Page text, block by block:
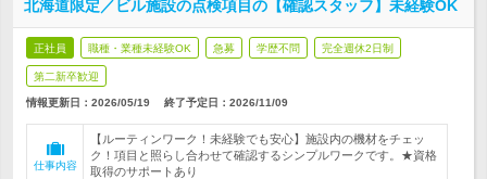
北海道限定／ビル施設の点検項目の【確認スタッフ】未経験OK
正社員 職種・業種未経験OK 急募 学歴不問 完全週休2日制
第二新卒歓迎
情報更新日：2026/05/19 終了予定日： 2026/11/09
仕事内容
【ルーティンワーク！未経験でも安心】施設内の機材をチェッ
ク！項目と照らし合わせて確認するシンプルワークです。★資格
取得のサポートあり